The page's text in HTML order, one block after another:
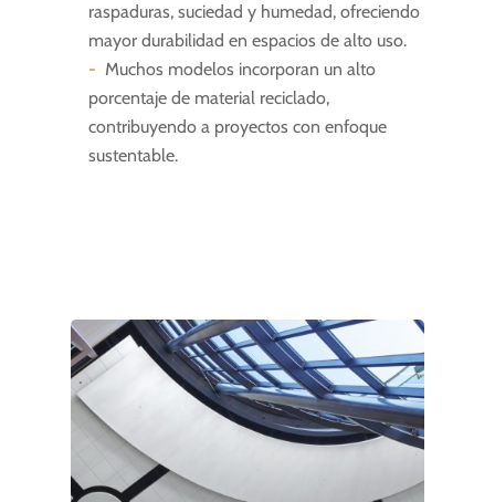
raspaduras, suciedad y humedad, ofreciendo
mayor durabilidad en espacios de alto uso.
Muchos modelos incorporan un alto
porcentaje de material reciclado,
contribuyendo a proyectos con enfoque
sustentable.